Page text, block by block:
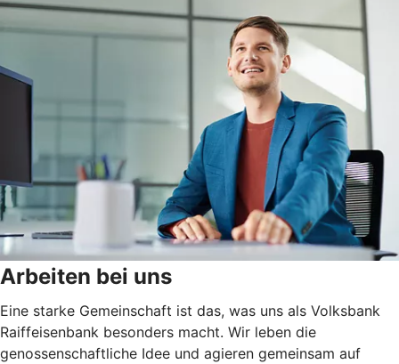
Arbeiten bei uns
Eine starke Gemeinschaft ist das, was uns als Volksbank
Raiffeisenbank besonders macht. Wir leben die
genossenschaftliche Idee und agieren gemeinsam auf